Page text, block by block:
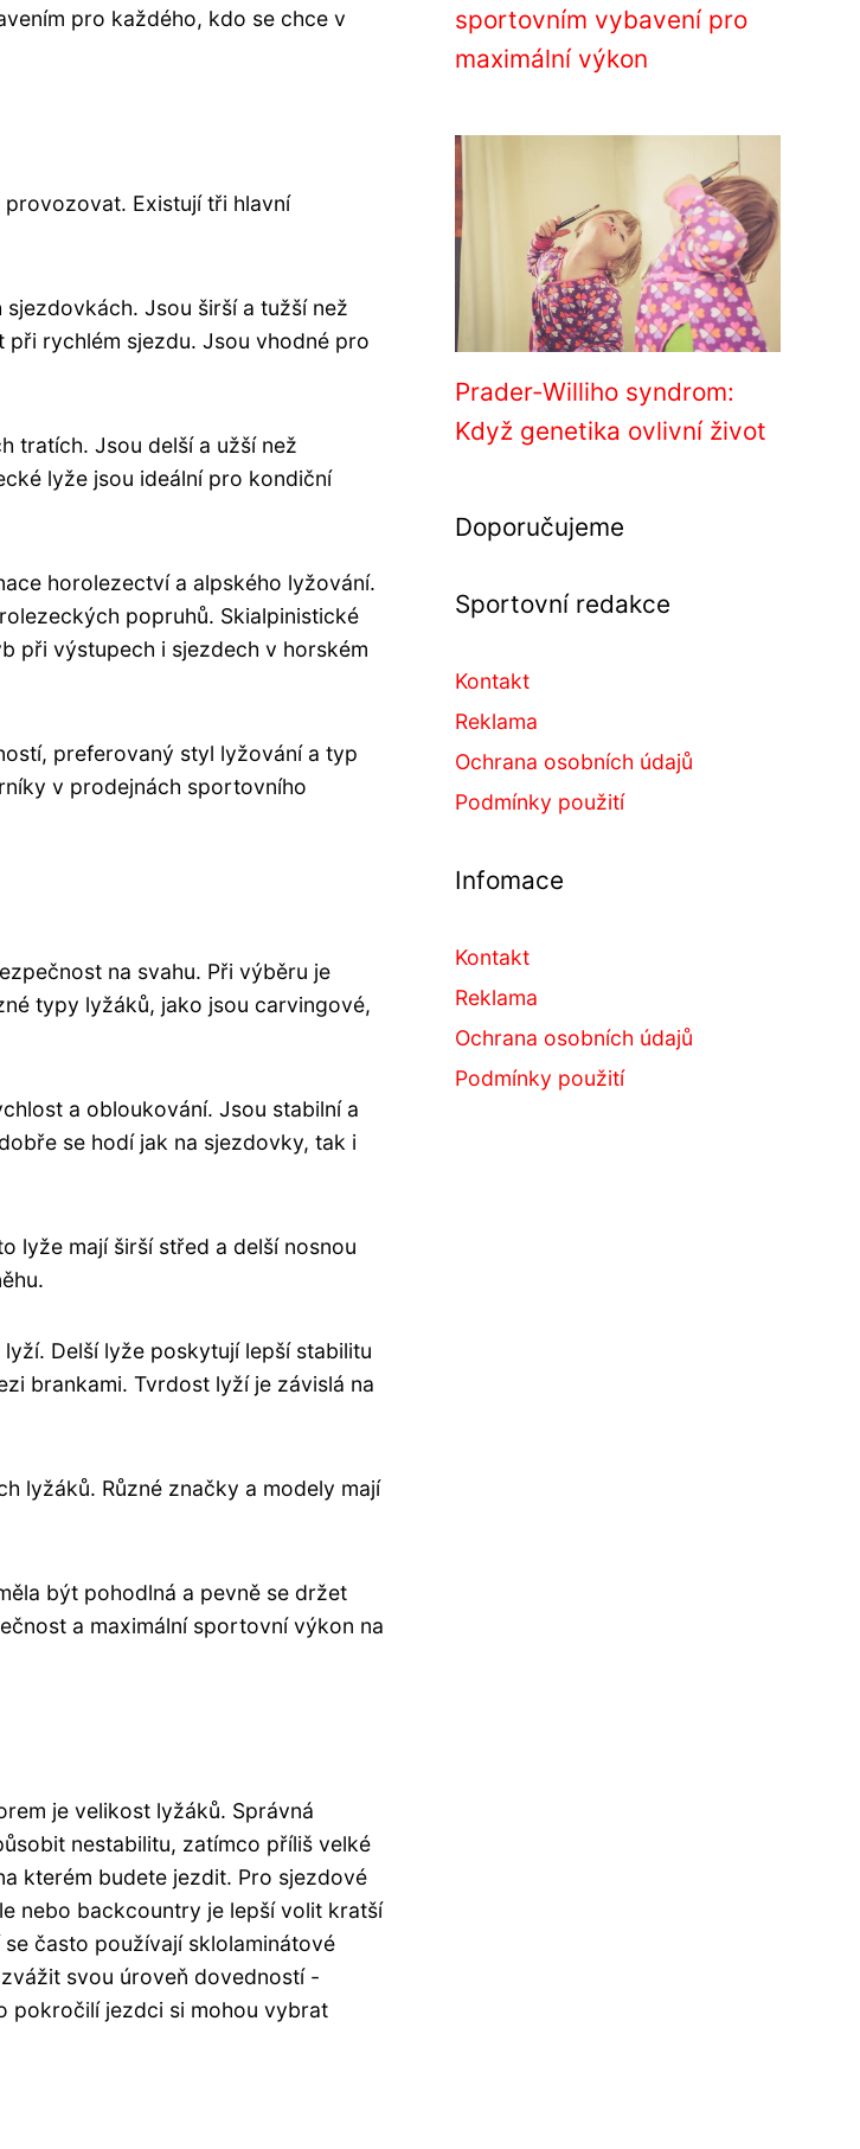
pro každého, kdo se chce v
Existují tři hlavní
Jsou širší a tužší než
rychlém sjezdu. Jsou vhodné pro
tratích. Jsou delší a užší než
lyže jsou ideální pro kondiční
horolezectví a alpského lyžování.
popruhů. Skialpinistické
při výstupech i sjezdech v horském
preferovaný styl lyžování a typ
v prodejnách sportovního
na svahu. Při výběru je
typy lyžáků, jako jsou carvingové,
a obloukování. Jsou stabilní a
se hodí jak na sjezdovky, tak i
lyže mají širší střed a delší nosnou
Delší lyže poskytují lepší stabilitu
brankami. Tvrdost lyží je závislá na
lyžáků. Různé značky a modely mají
být pohodlná a pevně se držet
a maximální sportovní výkon na
je velikost lyžáků. Správná
nestabilitu, zatímco příliš velké
kterém budete jezdit. Pro sjezdové
nebo backcountry je lepší volit kratší
často používají sklolaminátové
svou úroveň dovedností -
pokročilí jezdci si mohou vybrat
sportovním vybavení pro
maximální výkon
Prader-Williho syndrom:
Když genetika ovlivní život
Doporučujeme
Sportovní redakce
Kontakt
Reklama
Ochrana osobních údajů
Podmínky použití
Infomace
Kontakt
Reklama
Ochrana osobních údajů
Podmínky použití